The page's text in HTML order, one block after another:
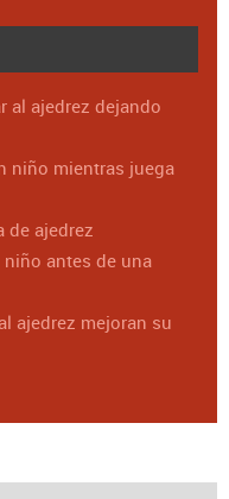
al ajedrez dejando
niño mientras juega
de ajedrez
antes de una
ajedrez mejoran su